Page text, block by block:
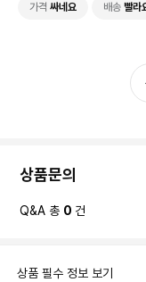
가격 싸네요 배송 빨라
상품문의
Q&A 총 0 건
상품 필수 정보 보기